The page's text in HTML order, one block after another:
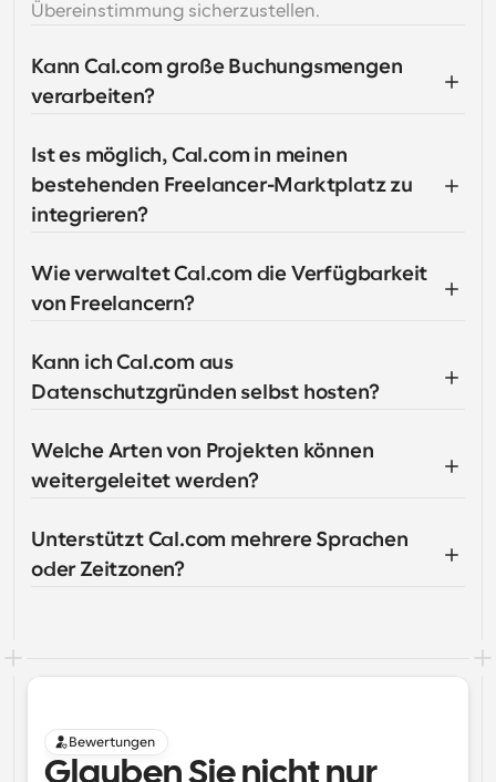
Übereinstimmung sicherzustellen.
Kann Cal.com große Buchungsmengen
verarbeiten?
Ist es möglich, Cal.com in meinen
bestehenden Freelancer-Marktplatz zu
integrieren?
Wie verwaltet Cal.com die Verfügbarkeit
von Freelancern?
Kann ich Cal.com aus
Datenschutzgründen selbst hosten?
Welche Arten von Projekten können
weitergeleitet werden?
Unterstützt Cal.com mehrere Sprachen
oder Zeitzonen?
Bewertungen
Glauben Sie nicht nur